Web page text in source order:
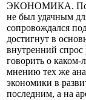
ЭКОНОМИКА. По
не был удачным
сопровождался
достигнут в
внутренний спрос
говорить о
мнению тех же
экономики в
последним, а на